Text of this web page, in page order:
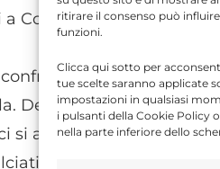
ritirare il consenso può
funzioni.
Clicca qui sotto per
tue scelte saranno applicate
impostazioni in qualsiasi
i pulsanti della Cookie Policy
nella parte inferiore dello
Comiso e degli utenti
costruttivo con
Decine di commissioni
si accorge che tanti bei
Musumeci e i suoi